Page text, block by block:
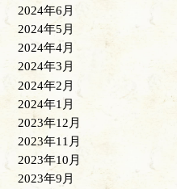
2024年6月
2024年5月
2024年4月
2024年3月
2024年2月
2024年1月
2023年12月
2023年11月
2023年10月
2023年9月